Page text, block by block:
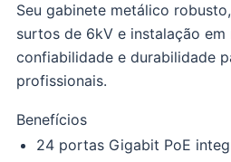
Seu gabinete metálico
surtos de 6kV e instalação em
confiabilidade e durabilidade
profissionais.
Benefícios
24 portas Gigabit PoE